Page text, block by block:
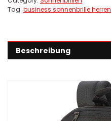
Tag: business sonnenbrille herren
Beschreibung